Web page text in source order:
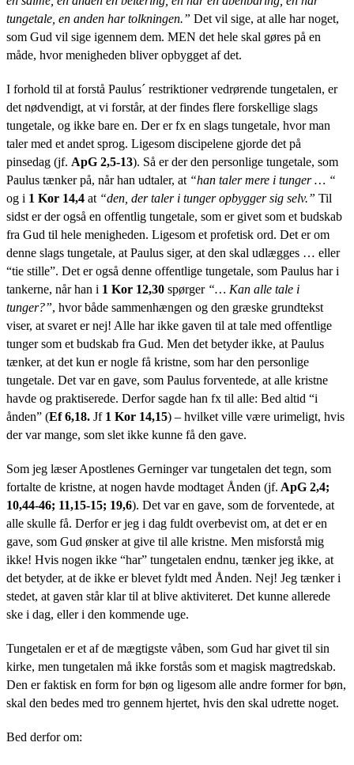
tungetale, en anden har tolkningen.” Det vil sige, at alle har noget,
som Gud vil sige igennem dem. MEN det hele skal gøres på en
måde, hvor menigheden bliver opbygget af det.
I forhold til at forstå Paulus´ restriktioner vedrørende tungetalen, er
det nødvendigt, at vi forstår, at der findes flere forskellige slags
tungetale, og ikke bare en. Der er fx en slags tungetale, hvor man
taler med et andet sprog. Ligesom discipelene gjorde det på
pinsedag (jf. ApG 2,5-13). Så er der den personlige tungetale, som
Paulus tænker på, når han udtaler, at “han taler mere i tunger … “
og i 1 Kor 14,4 at “den, der taler i tunger opbygger sig selv.” Til
sidst er der også en offentlig tungetale, som er givet som et budskab
fra Gud til hele menigheden. Ligesom et profetisk ord. Det er om
denne slags tungetale, at Paulus siger, at den skal udlægges … eller
“tie stille”. Det er også denne offentlige tungetale, som Paulus har i
tankerne, når han i 1 Kor 12,30 spørger “… Kan alle tale i
tunger?”, hvor både sammenhængen og den græske grundtekst
viser, at svaret er nej! Alle har ikke gaven til at tale med offentlige
tunger som et budskab fra Gud. Men det betyder ikke, at Paulus
tænker, at det kun er nogle få kristne, som har den personlige
tungetale. Det var en gave, som Paulus forventede, at alle kristne
havde og praktiserede. Derfor sagde han fx til alle: Bed altid “i
ånden” (Ef 6,18. Jf 1 Kor 14,15) – hvilket ville være urimeligt, hvis
der var mange, som slet ikke kunne få den gave.
Som jeg læser Apostlenes Gerninger var tungetalen det tegn, som
fortalte de kristne, at nogen havde modtaget Ånden (jf. ApG 2,4;
10,44-46; 11,15-15; 19,6). Det var en gave, som de forventede, at
alle skulle få. Derfor er jeg i dag fuldt overbevist om, at det er en
gave, som Gud ønsker at give til alle kristne. Men misforstå mig
ikke! Hvis nogen ikke “har” tungetalen endnu, tænker jeg ikke, at
det betyder, at de ikke er blevet fyldt med Ånden. Nej! Jeg tænker i
stedet, at gaven står klar til at blive aktiviteret. Det kunne allerede
ske i dag, eller i den kommende uge.
Tungetalen er et af de mægtigste våben, som Gud har givet til sin
kirke, men tungetalen må ikke forstås som et magisk magtredskab.
Den er faktisk en form for bøn og ligesom alle andre former for bøn,
skal den bedes med tro gennem hjertet, hvis den skal udrette noget.
Bed derfor om: